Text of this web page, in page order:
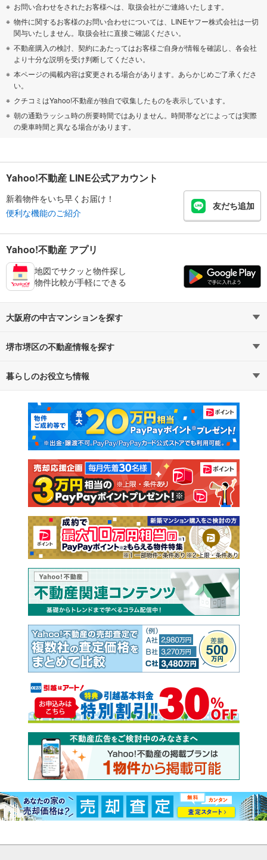
お問い合わせをされたお客様へは、取扱会社がご連絡いたします。
物件に関するお客様のお問い合わせについては、LINEヤフー株式会社は一切
関与いたしません。取扱会社に直接ご確認ください。
不動産購入の検討、契約にあたってはお客様ご自身が情報を確認し、各会社
より十分な説明を受け判断してください。
本ページの掲載内容は変更される場合があります。あらかじめご了承くださ
い。
クチコミはYahoo!不動産が独自で収集したものを表示しています。
朝の通勤ラッシュ時の所要時間ではありません。時間帯などによっては実際
の乗車時間と異なる場合があります。
Yahoo!不動産 LINE公式アカウント
新着物件をいち早くお届け！
便利な機能のご紹介
友だち追加
Yahoo!不動産 アプリ
地図でサクッと物件探し
物件比較が手軽にできる
大阪府の中古マンションを探す
路線・駅から探す
通勤・通学時間から探す
堺市堺区の不動産情報を探す
不動産・住宅
新築マンション 中古マンション
新築一戸建て 中古一戸建て
注文住宅 土地
売却査定
暮らしのお役立ち情報
マンションカタログ 教えて！住まいの先生